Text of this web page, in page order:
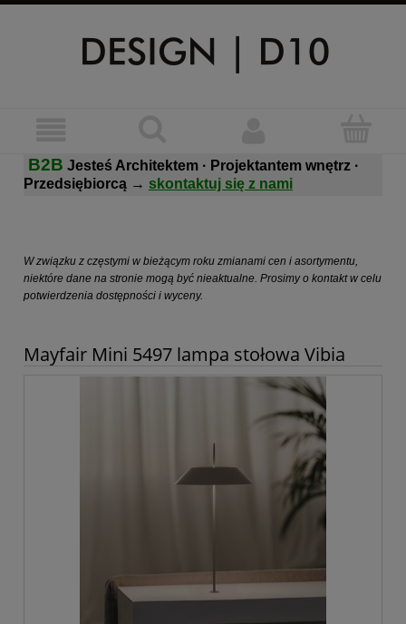
B2B Jesteś Architektem · Projektantem wnętrz ·
Przedsiębiorcą → skontaktuj się z nami
W związku z częstymi w bieżącym roku zmianami cen i asortymentu,
niektóre dane na stronie mogą być nieaktualne. Prosimy o kontakt w celu
potwierdzenia dostępności i wyceny.
Mayfair Mini 5497 lampa stołowa Vibia